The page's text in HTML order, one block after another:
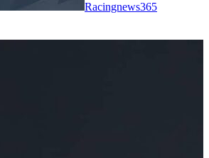
Racingnews365